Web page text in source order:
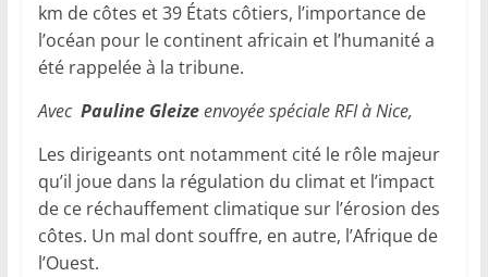
km de côtes et 39 États côtiers, l’importance de
l’océan pour le continent africain et l’humanité a
été rappelée à la tribune.
Avec Pauline Gleizeenvoyée spéciale RFI à Nice,
Les dirigeants ont notamment cité le rôle majeur
qu’il joue dans la régulation du climat et l’impact
de ce réchauffement climatique sur l’érosion des
côtes. Un mal dont souffre, en autre, l’Afrique de
l’Ouest.